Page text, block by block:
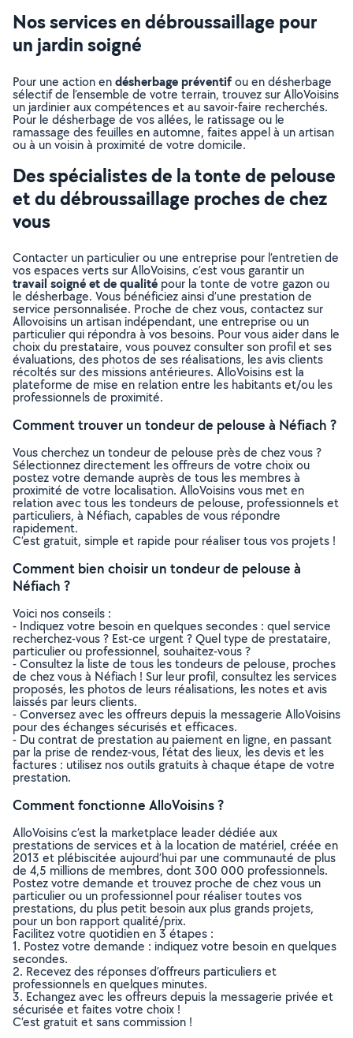
Nos services en débroussaillage pour
un jardin soigné
Pour une action endésherbage préventifou en désherbage
sélectif de l’ensemble de votre terrain, trouvez sur AlloVoisins
un jardinier aux compétences et au savoir-faire recherchés.
Pour le désherbage de vos allées, le ratissage ou le
ramassage des feuilles en automne, faites appel à un artisan
ou à un voisin à proximité de votre domicile.
Des spécialistes de la tonte de pelouse
et du débroussaillage proches de chez
vous
Contacter un particulier ou une entreprise pour l’entretien de
vos espaces verts sur AlloVoisins, c’est vous garantir un
travail soigné et de qualité pour la tonte de votre gazon ou
le désherbage. Vous bénéficiez ainsi d’une prestation de
service personnalisée. Proche de chez vous, contactez sur
Allovoisins un artisan indépendant, une entreprise ou un
particulier qui répondra à vos besoins. Pour vous aider dans le
choix du prestataire, vous pouvez consulter son profil et ses
évaluations, des photos de ses réalisations, les avis clients
récoltés sur des missions antérieures. AlloVoisins est la
plateforme de mise en relation entre les habitants et/ou les
professionnels de proximité.
Comment trouver un tondeur de pelouse à Néfiach ?
Vous cherchez un tondeur de pelouse près de chez vous ?
Sélectionnez directement les offreurs de votre choix ou
postez votre demande auprès de tous les membres à
proximité de votre localisation. AlloVoisins vous met en
relation avec tous les tondeurs de pelouse, professionnels et
particuliers, à Néfiach, capables de vous répondre
rapidement.
C’est gratuit, simple et rapide pour réaliser tous vos projets !
Comment bien choisir un tondeur de pelouse à
Néfiach ?
Voici nos conseils :
- Indiquez votre besoin en quelques secondes : quel service
recherchez-vous ? Est-ce urgent ? Quel type de prestataire,
particulier ou professionnel, souhaitez-vous ?
- Consultez la liste de tous les tondeurs de pelouse, proches
de chez vous à Néfiach ! Sur leur profil, consultez les services
proposés, les photos de leurs réalisations, les notes et avis
laissés par leurs clients.
- Conversez avec les offreurs depuis la messagerie AlloVoisins
pour des échanges sécurisés et efficaces.
- Du contrat de prestation au paiement en ligne, en passant
par la prise de rendez-vous, l’état des lieux, les devis et les
factures : utilisez nos outils gratuits à chaque étape de votre
prestation.
Comment fonctionne AlloVoisins ?
AlloVoisins c’est la marketplace leader dédiée aux
prestations de services et à la location de matériel, créée en
2013 et plébiscitée aujourd’hui par une communauté de plus
de 4,5 millions de membres, dont 300 000 professionnels.
Postez votre demande et trouvez proche de chez vous un
particulier ou un professionnel pour réaliser toutes vos
prestations, du plus petit besoin aux plus grands projets,
pour un bon rapport qualité/prix.
Facilitez votre quotidien en 3 étapes :
1. Postez votre demande : indiquez votre besoin en quelques
secondes.
2. Recevez des réponses d’offreurs particuliers et
professionnels en quelques minutes.
3. Echangez avec les offreurs depuis la messagerie privée et
sécurisée et faites votre choix !
C’est gratuit et sans commission !